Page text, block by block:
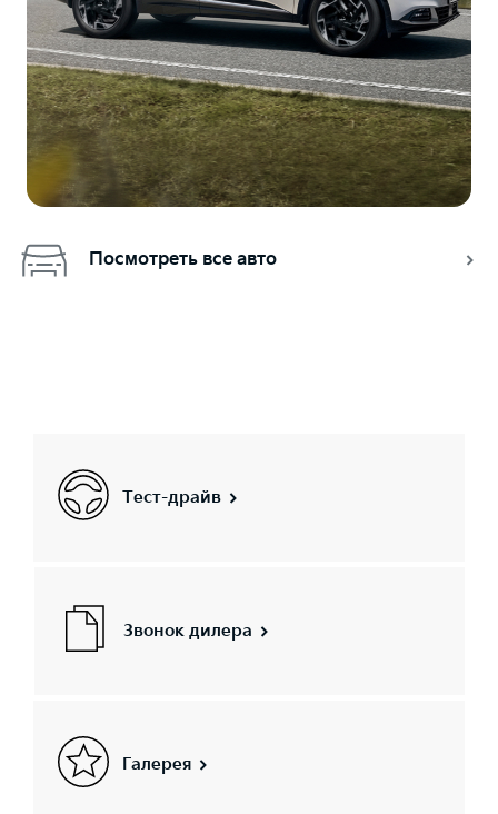
Посмотреть все авто
Тест-драйв
Звонок дилера
Галерея